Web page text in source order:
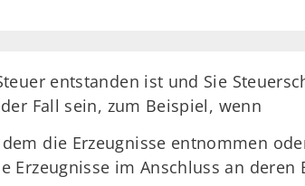
entstanden ist und Sie
Fall sein, zum Beispiel, wenn
die Erzeugnisse entnommen
Erzeugnisse im Anschluss an